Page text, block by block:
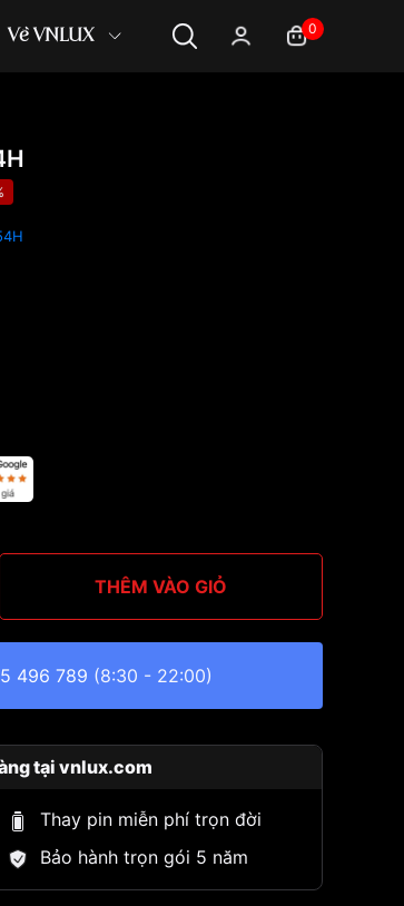
Về VNLUX 0
THÊM VÀO GIỎ
496 789 (8:30 - 22:00)
tại vnlux.com
Thay pin miễn phí trọn đời
Bảo hành trọn gói 5 năm